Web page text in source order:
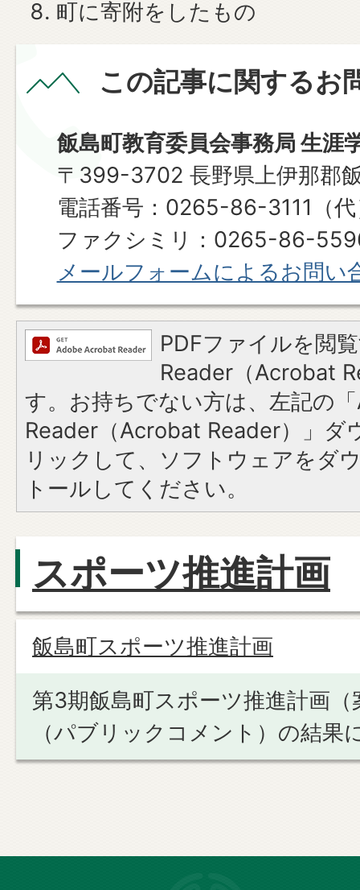
町に寄附をしたもの
この記事に関するお
飯島町教育委員会事務局 生涯
〒399-3702 長野県上伊那郡
電話番号：0265-86-3111（代
ファクシミリ：0265-86-
メールフォームによるお問い
PDFファイルを閲
Reader（Acrobat
す。お持ちでない方は、左記の
Reader（Acrobat Reader）」ダ
リックして、ソフトウェアをダ
トールしてください。
スポーツ推進計画
飯島町スポーツ推進計画
第3期飯島町スポーツ推進計画
（パブリックコメント）の結果